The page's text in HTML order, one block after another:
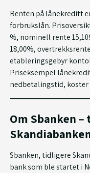
Renten på lånekreditt
forbrukslån.
%, nominell rente
18,00%,
etableringsgebyr
Priseksempel
nedbetalingstid, koster
Om Sbanken
Sbanken, tidligere
bank som ble startet i